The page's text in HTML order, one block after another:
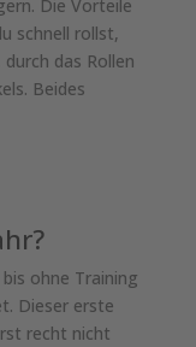
Die Vorteile
schnell rollst,
das Rollen
Beides
ohne Training
Dieser erste
recht nicht